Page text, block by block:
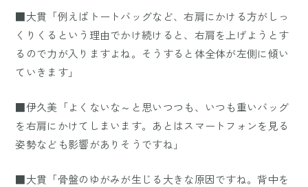
■大貫「例えばトートバッグなど、右肩にかける方がしっ
くりくるという理由でかけ続けると、右肩を上げようとす
るので力が入りますよね。そうすると体全体が左側に傾い
ていきます」
■伊久美「よくないな～と思いつつも、いつも重いバッグ
を右肩にかけてしまいます。あとはスマートフォンを見る
姿勢なども影響がありそうですね」
■大貫「骨盤のゆがみが生じる大きな原因ですね。背中を